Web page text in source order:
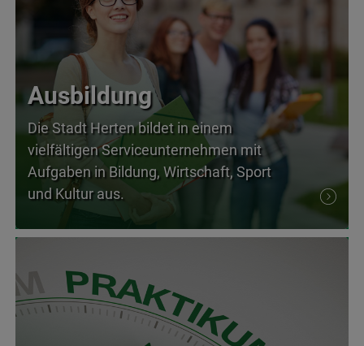
Ausbildung
Die Stadt Herten bildet in einem
vielfältigen Serviceunternehmen mit
Aufgaben in Bildung, Wirtschaft, Sport
und Kultur aus.